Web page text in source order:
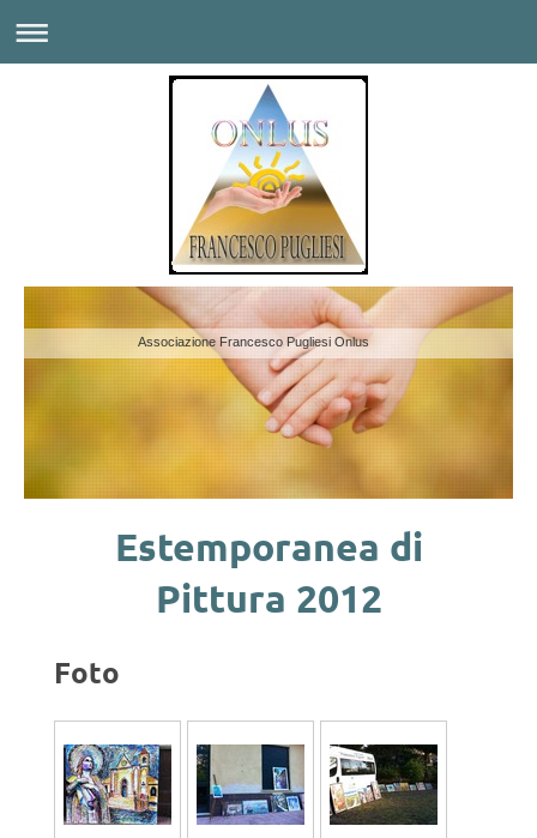
Associazione Francesco Pugliesi Onlus
Estemporanea di
Pittura 2012
Foto